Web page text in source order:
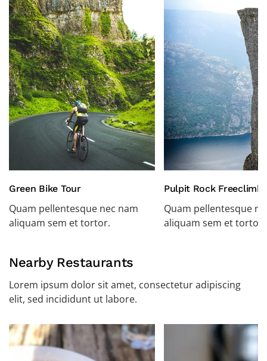
Green Bike Tour
Quam pellentesque nec nam
aliquam sem et tortor.
Pulpit Rock
Quam pellentesque
aliquam sem et tortor.
Nearby Restaurants
Lorem ipsum dolor sit amet, consectetur adipiscing
elit, sed incididunt ut labore.